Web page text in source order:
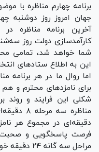
برنامه چهارم مناظره با
جهان امروز روز دوشنبه
آخرین برنامه مناظره
کارآمدسازی دولت روز
شما خواهد شد، تمامی
این به اطلاع ستاد‌های
اما روال ما در هر
برای نامزد‌های محترم و
شکلی این فرایند و روند
فرصت پاسخگویی و
مراحل سه گانه ۲۴ دقیقه خواهد بود.